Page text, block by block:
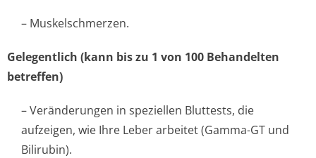
– Muskelschmerzen.
Gelegentlich (kann bis zu 1 von 100 Behandelten
betreffen)
– Veränderungen in speziellen Bluttests, die
aufzeigen, wie Ihre Leber arbeitet (Gamma-GT und
Bilirubin).